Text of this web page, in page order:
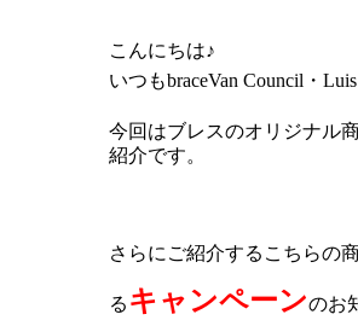
こんにちは♪
いつもbraceVan Council・
今回はブレスのオリジナル
紹介です。
さらにご紹介するこちらの
る キャンペーンのお